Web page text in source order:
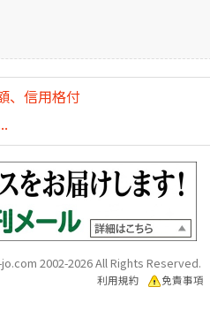
、信用格付
2002-2026 All Rights Reserved.
利用規約 免責事項